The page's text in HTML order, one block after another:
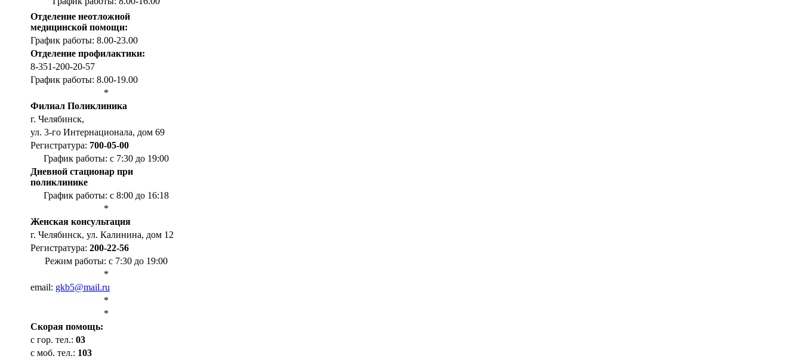
Отделение неотложной
медицинской помощи:
График работы: 8.00-23.00
Отделение профилактики:
8-351-200-20-57
График работы: 8.00-19.00
*
Филиал Поликлиника
г. Челябинск,
ул. 3-го Интернационала, дом 69
Регистратура: 700-05-00
График работы: с 7:30 до 19:00
Дневной стационар при
поликлинике
График работы: с 8:00 до 16:18
*
Женская консультация
г. Челябинск, ул. Калинина, дом 12
Регистратура: 200-22-56
Режим работы: с 7:30 до 19:00
*
email: gkb5@mail.ru
*
*
Cкорая помощь:
с гор. тел.: 03
с моб. тел.: 103